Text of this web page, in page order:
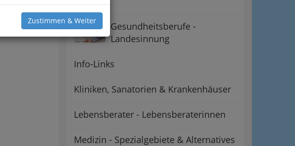
Zustimmen & Weiter
Gesundheitsberufe -
Landesinnung
Info-Links
Kliniken, Sanatorien & Krankenhäuser
Lebensberater - Lebensberaterinnen
Medizin - Spezialgebiete & Alternatives